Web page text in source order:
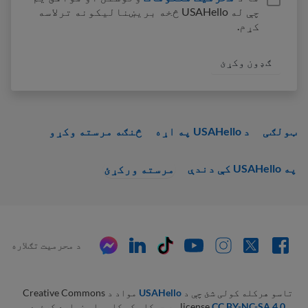
ټولګی د USAHello په اړه څنګه مرسته وکړو
په USAHello کې دندې مرسته ورکړئ
چې له USAHello څخه بریښنالیکونه ترلاسه
کړم.
د محرمیت تګلاره
تاسو هرکله کولی شئ چې دUSAHello
مواد د Creative Commons